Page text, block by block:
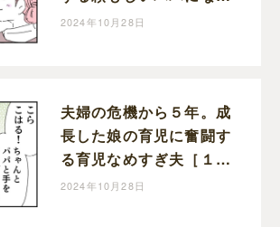
た育児なめすぎ夫［２０
2024年10月28日
夫婦の危機から５年。成
長した娘の育児に奮闘す
る育児なめすぎ夫［１９
９］｜くまおのマンガ堂
2024年10月28日